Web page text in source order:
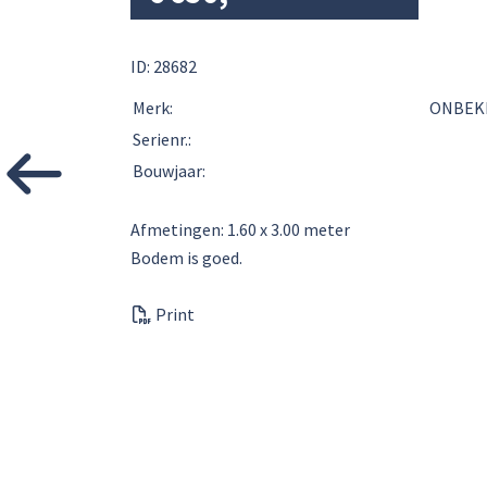
ID: 28682
Merk:
Serienr.:
Bouwjaar:
Afmetingen: 1.60 x 3.00 meter
Bodem is goed.
Print